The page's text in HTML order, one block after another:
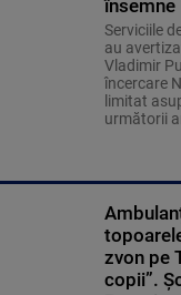
însemne
Serviciile
au
Vladimir
încercare
limitat
următorii
zvon pe
copii”.